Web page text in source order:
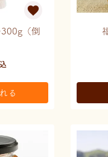
（倒
る